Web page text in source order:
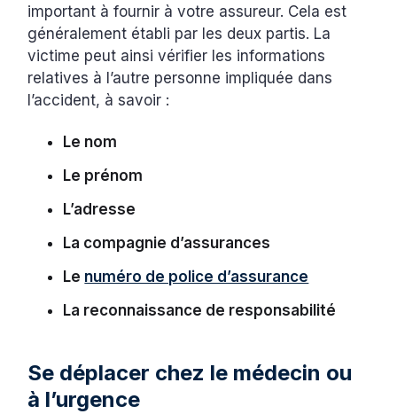
important à fournir à votre assureur. Cela est
généralement établi par les deux partis. La
victime peut ainsi vérifier les informations
relatives à l’autre personne impliquée dans
l’accident, à savoir :
Le nom
Le prénom
L’adresse
La compagnie d’assurances
Le numéro de police d’assurance
La reconnaissance de responsabilité
Se déplacer chez le médecin ou
à l’urgence